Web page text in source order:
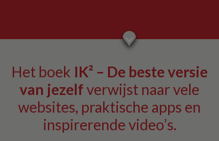
Het boek IK² – De beste versie
van jezelfverwijst naar vele
websites, praktische apps en
inspirerende video’s.